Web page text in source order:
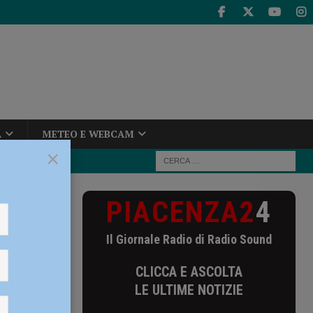
METEO E WEBCAM
Giovane
PIACENZA24
Il Giornale Radio di Radio Sound
CLICCA E ASCOLTA
LE ULTIME NOTIZIE
×